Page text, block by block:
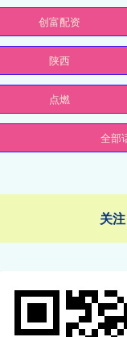
创富配资
陕西
点燃
全部
关